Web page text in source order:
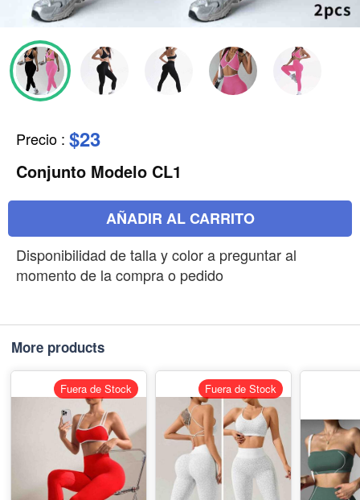
Precio : $23
Conjunto Modelo CL1
AÑADIR AL CARRITO
Disponibilidad de talla y color a preguntar al
momento de la compra o pedido
More products
Fuera de Stock Fuera de Stock